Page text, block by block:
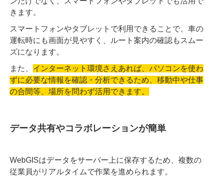
きます。
スマートフォンやタブレットで利用できることで、車の
運転時にも画面が見やすく、ルート案内の確認もスムー
ズになります。
また、 インターネット環境さえあれば、パソコンを使わ
ずに必要な情報を確認・分析できるため、移動中や仕事
の合間等、場所を問わず活用できます。
データ共有やコラボレーションが簡単
WebGISはデータをサーバー上に保存するため、複数の
従業員がリアルタイムで作業を進められます。